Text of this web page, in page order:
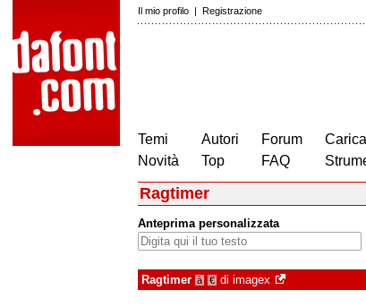
Il mio profilo | Registrazione
Temi
Novità
Autori
Top
Forum
FAQ
Ragtimer
Anteprima personalizzata
Ragtimer à € di imagex